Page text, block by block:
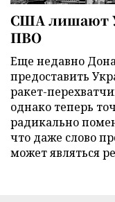
США лишают
ПВО
Еще недавно
предоставить
ракет-
однако теперь
радикально
что даже слово
может являться